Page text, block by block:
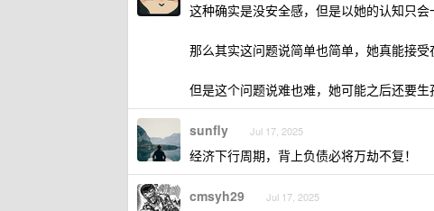
这种确实是没安全感，但是以她的认知只
那么其实这问题说简单也简单，她真能接
但是这个问题说难也难，她可能之后还要
sunfly Jul 17, 2025
经济下行周期，背上负债必将万劫不复！
cmsyh29 Jul 17, 2025